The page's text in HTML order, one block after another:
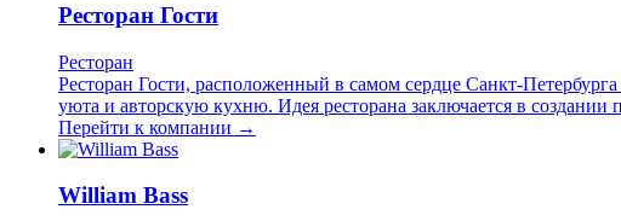
Ресторан Гости
Ресторан
Ресторан Гости, расположенный в самом сердце Санкт-
уюта и авторскую кухню. Идея ресторана заключается в
Перейти к компании →
William Bass